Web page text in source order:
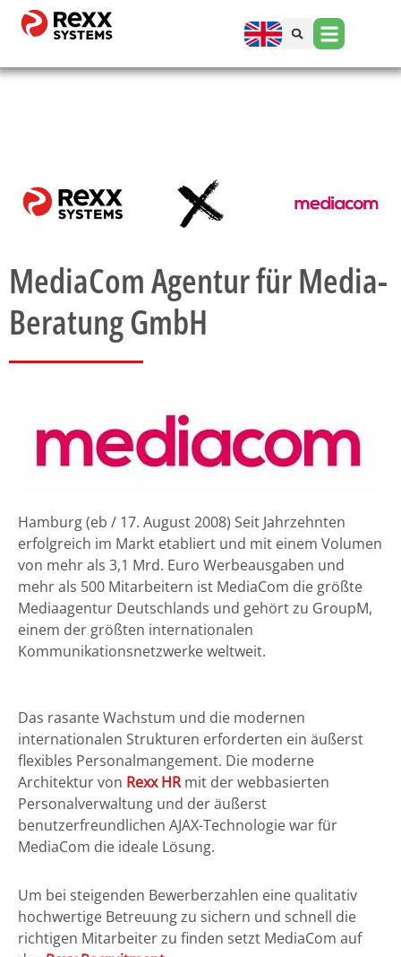
MediaCom Agentur für Media-
Beratung GmbH
Hamburg (eb / 17. August 2008) Seit Jahrzehnten
erfolgreich im Markt etabliert und mit einem Volumen
von mehr als 3,1 Mrd. Euro Werbeausgaben und
mehr als 500 Mitarbeitern ist MediaCom die größte
Mediaagentur Deutschlands und gehört zu GroupM,
einem der größten internationalen
Kommunikationsnetzwerke weltweit.
Das rasante Wachstum und die modernen
internationalen Strukturen erforderten ein äußerst
flexibles Personalmangement. Die moderne
Architektur von Rexx HRmit der webbasierten
Personalverwaltung und der äußerst
benutzerfreundlichen AJAX-Technologie war für
MediaCom die ideale Lösung.
Um bei steigenden Bewerberzahlen eine qualitativ
hochwertige Betreuung zu sichern und schnell die
richtigen Mitarbeiter zu finden setzt MediaCom auf